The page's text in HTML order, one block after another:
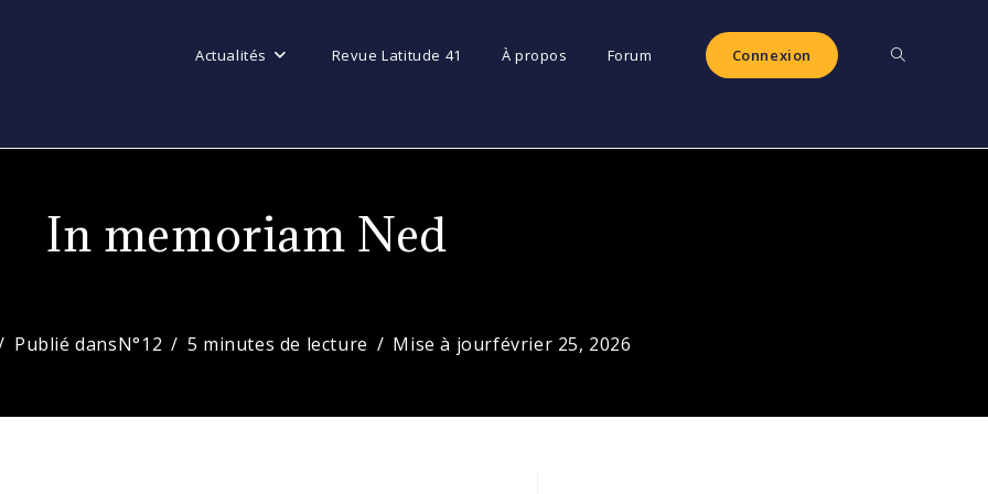
Actualités Revue Latitude 41 À propos Forum Connexion Toggle
In memoriam Ned
Publié dansN°12 5 minutes de lecture Mise à jourfévrier 25, 2026